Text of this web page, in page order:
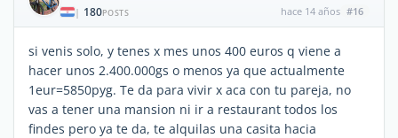
| 180POSTS hace 14 años #16
si venis solo, y tenes x mes unos 400 euros q viene a
hacer unos 2.400.000gs o menos ya que actualmente
1eur=5850pyg. Te da para vivir x aca con tu pareja, no
vas a tener una mansion ni ir a restaurant todos los
findes pero ya te da, te alquilas una casita hacia